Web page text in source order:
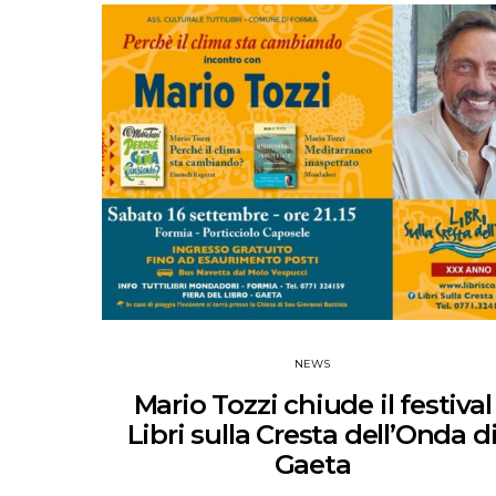
NEWS
Mario Tozzi chiude il festival
Libri sulla Cresta dell’Onda
Gaeta